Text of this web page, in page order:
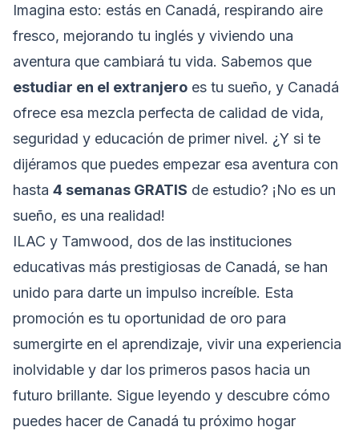
Imagina esto: estás en Canadá, respirando aire
fresco, mejorando tu inglés y viviendo una
aventura que cambiará tu vida. Sabemos que
estudiar en el extranjero es tu sueño, y Canadá
ofrece esa mezcla perfecta de calidad de vida,
seguridad y educación de primer nivel. ¿Y si te
dijéramos que puedes empezar esa aventura con
hasta 4 semanas GRATIS de estudio? ¡No es un
sueño, es una realidad!
ILAC y Tamwood, dos de las instituciones
educativas más prestigiosas de Canadá, se han
unido para darte un impulso increíble. Esta
promoción es tu oportunidad de oro para
sumergirte en el aprendizaje, vivir una experiencia
inolvidable y dar los primeros pasos hacia un
futuro brillante. Sigue leyendo y descubre cómo
puedes hacer de Canadá tu próximo hogar